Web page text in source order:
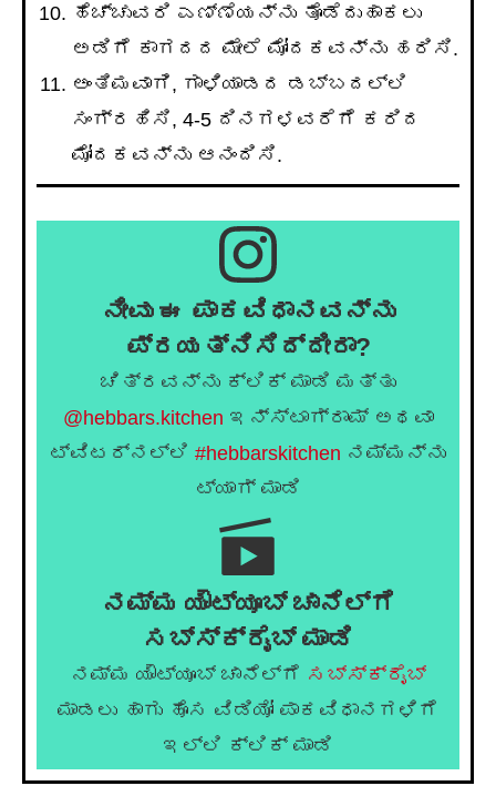
ಹೆಚ್ಚುವರಿ ಎಣ್ಣೆಯನ್ನು ತೊಡೆದುಹಾಕಲು
ಅಡಿಗೆ ಕಾಗದದ ಮೇಲೆ ಮೋದಕವನ್ನು ಹರಿಸಿ.
ಅಂತಿಮವಾಗಿ, ಗಾಳಿಯಾಡದ ಡಬ್ಬದಲ್ಲಿ
ಸಂಗ್ರಹಿಸಿ, 4-5 ದಿನಗಳವರೆಗೆ ಕರಿದ
ಮೋದಕವನ್ನು ಆನಂದಿಸಿ.
ನೀವು ಈ ಪಾಕವಿಧಾನವನ್ನು
ಪ್ರಯತ್ನಿಸಿದ್ದೀರಾ?
ಚಿತ್ರವನ್ನು ಕ್ಲಿಕ್ ಮಾಡಿ ಮತ್ತು
@hebbars.kitchen ಇನ್ಸ್ಟಾಗ್ರಾಮ್ ಅಥವಾ
ಟ್ವಿಟರ್‌ನಲ್ಲಿ #hebbarskitchen ನಮ್ಮನ್ನು
ಟ್ಯಾಗ್ ಮಾಡಿ
ನಮ್ಮ ಯೌಟ್ಯೂಬ್ ಚಾನೆಲ್ಗೆ
ಸಬ್ಸ್ಕ್ರೈಬ್ ಮಾಡಿ
ನಮ್ಮ ಯೌಟ್ಯೂಬ್ ಚಾನೆಲ್ಗೆ ಸಬ್ಸ್ಕ್ರೈಬ್
ಮಾಡಲು ಹಾಗು ಹೊಸ ವಿಡಿಯೋ ಪಾಕವಿಧಾನಗಳಿಗೆ
ಇಲ್ಲಿ ಕ್ಲಿಕ್ ಮಾಡಿ